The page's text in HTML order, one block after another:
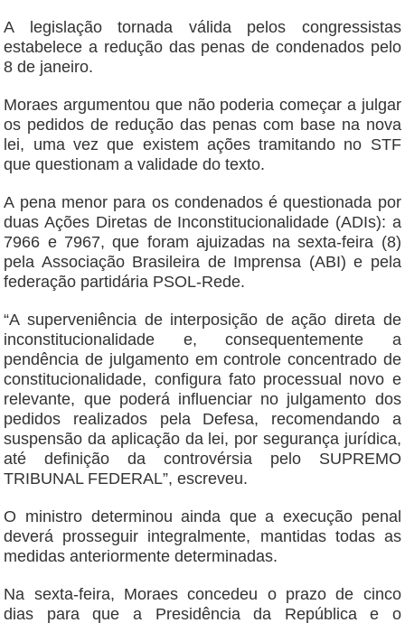
A legislação tornada válida pelos congressistas
estabelece a redução das penas de condenados pelo
8 de janeiro.
Moraes argumentou que não poderia começar a julgar
os pedidos de redução das penas com base na nova
lei, uma vez que existem ações tramitando no STF
que questionam a validade do texto.
A pena menor para os condenados é questionada por
duas Ações Diretas de Inconstitucionalidade (ADIs): a
7966 e 7967, que foram ajuizadas na sexta-feira (8)
pela Associação Brasileira de Imprensa (ABI) e pela
federação partidária PSOL-Rede.
“A superveniência de interposição de ação direta de
inconstitucionalidade e, consequentemente a
pendência de julgamento em controle concentrado de
constitucionalidade, configura fato processual novo e
relevante, que poderá influenciar no julgamento dos
pedidos realizados pela Defesa, recomendando a
suspensão da aplicação da lei, por segurança jurídica,
até definição da controvérsia pelo SUPREMO
TRIBUNAL FEDERAL”, escreveu.
O ministro determinou ainda que a execução penal
deverá prosseguir integralmente, mantidas todas as
medidas anteriormente determinadas.
Na sexta-feira, Moraes concedeu o prazo de cinco
dias para que a Presidência da República e o